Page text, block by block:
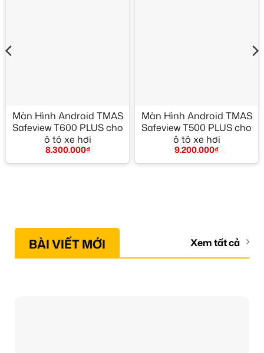
Màn Hình Android TMAS
Safeview T600 PLUS cho
ô tô xe hơi
8.300.000₫
Màn Hình Android TMAS
Safeview T500 PLUS cho
ô tô xe hơi
9.200.000₫
BÀI VIẾT MỚI Xem tất cả